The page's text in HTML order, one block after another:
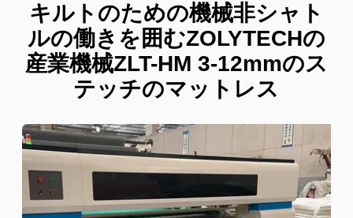
キルトのための機械非シャト
ルの働きを囲むZOLYTECHの
産業機械ZLT-HM 3-12mmのス
テッチのマットレス